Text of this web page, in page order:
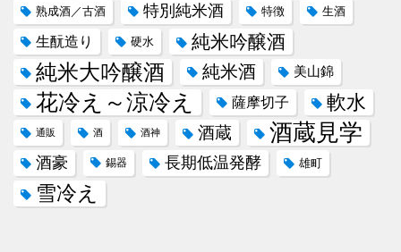
熟成酒／古酒 特別純米酒 特徴 生酒
生酛造り 硬水 純米吟醸酒
純米大吟醸酒 純米酒 美山錦
花冷え～涼冷え 薩摩切子 軟水
通販 酒 酒神 酒蔵 酒蔵見学
酒豪 錫器 長期低温発酵 雄町
雪冷え